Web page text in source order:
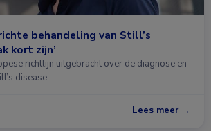
behandeling van Still’s
kort zijn’
richtlijn uitgebracht over de diagnose en
disease …
Lees meer →